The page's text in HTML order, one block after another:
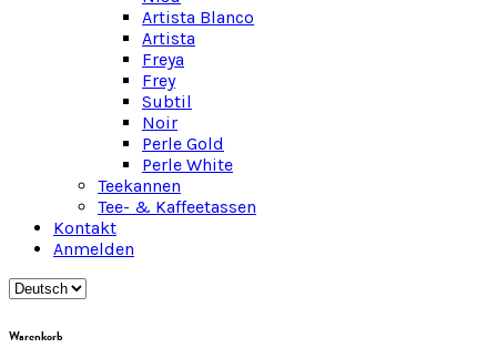
Artista Blanco
Artista
Freya
Frey
Subtil
Noir
Perle Gold
Perle White
Teekannen
Tee- & Kaffeetassen
Kontakt
Anmelden
Warenkorb